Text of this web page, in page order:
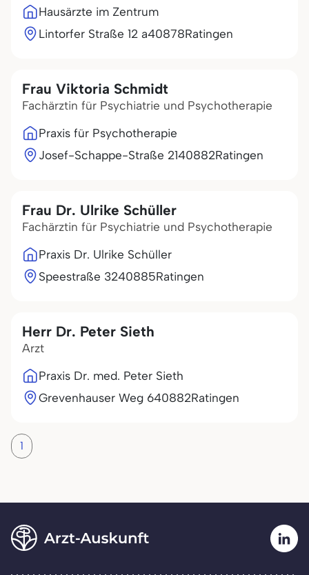
Hausärzte im Zentrum
Lintorfer Straße 12 a40878Ratingen
Frau Viktoria Schmidt
Fachärztin für Psychiatrie und Psychotherapie
Praxis für Psychotherapie
Josef-Schappe-Straße 2140882Ratingen
Frau Dr. Ulrike Schüller
Fachärztin für Psychiatrie und Psychotherapie
Praxis Dr. Ulrike Schüller
Speestraße 3240885Ratingen
Herr Dr. Peter Sieth
Arzt
Praxis Dr. med. Peter Sieth
Grevenhauser Weg 640882Ratingen
1